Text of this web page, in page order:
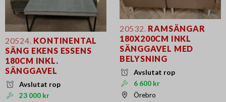
20524. KONTINENTAL
SÄNG EKENS ESSENS
180CM INKL.
SÄNGGAVEL
Avslutat rop
23 000 kr
20532. RAMSÄNGAR
180X200CM INKL
SÄNGGAVEL MED
BELYSNING
Avslutat rop
6 600 kr
Örebro